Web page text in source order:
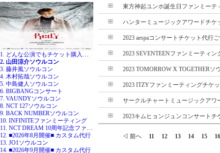
1. どんな公演でもチケット購入代行
2. 山田涼介ソウルコン
3. 藤井風ソウルコン
4. 木村拓哉ソウルコン
5. 中島健人ソウルコン
6. BIGBANGコンサート
7. VAUNDYソウルコン
8. NCT 127ソウルコン
9. BACK NUMBERソウルコン
10. INFINITEファンミーティング
11. NCT DREAM 10周年記念ファンミ
12. ■2026年8月開催■ カスタム代行
13. JO1ソウルコン
14. ■2026年9月開催■ カスタム代行
東方神起ユンホ誕生日ファンミーテ
ハンターミュージックアワードチケ
2023 aespaコンサートチケット代行
2023 SEVENTEENファンミーティン
2023 TOMORROW X TOGETHERソ
2023 ITZYファンミーティングチケ
サークルチャートミュージックアワ
2023キムヒョンジュンコンサートチ
◁ 前へ 11 12 13 14 15 16